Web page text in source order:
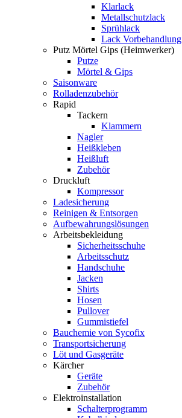
Klarlack
Metallschutzlack
Sprühlack
Lack Vorbehandlung
Putz Mörtel Gips (Heimwerker)
Putze
Mörtel & Gips
Saisonware
Rolladenzubehör
Rapid
Tackern
Klammern
Nagler
Heißkleben
Heißluft
Zubehör
Druckluft
Kompressor
Ladesicherung
Reinigen & Entsorgen
Aufbewahrungslösungen
Arbeitsbekleidung
Sicherheitsschuhe
Arbeitsschutz
Handschuhe
Jacken
Shirts
Hosen
Pullover
Gummistiefel
Bauchemie von Sycofix
Transportsicherung
Löt und Gasgeräte
Kärcher
Geräte
Zubehör
Elektroinstallation
Schalterprogramm